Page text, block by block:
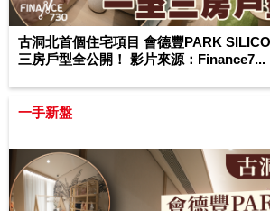
古洞北首個住宅項目 會德豐PARK
三房戶型全公開！ 影片來源：Finance7...
一手新盤